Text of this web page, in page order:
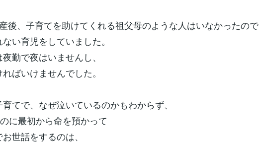
後、子育てを助けてくれる祖父母のような人はいなかったので
い育児をしていました。
勤で夜はいませんし、
ばいけませんでした。
てで、なぜ泣いているのかもわからず、
に最初から命を預かって
世話をするのは、